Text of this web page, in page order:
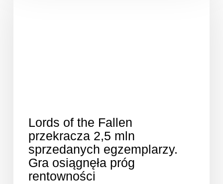
Lords of the Fallen
przekracza 2,5 mln
sprzedanych egzemplarzy.
Gra osiągnęła próg
rentowności